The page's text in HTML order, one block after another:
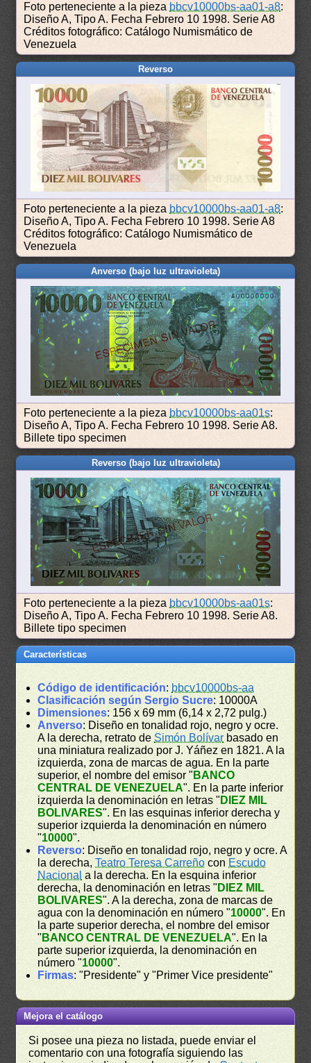
Foto perteneciente a la pieza bbcv10000bs-aa01-a8:
Diseño A, Tipo A. Fecha Febrero 10 1998. Serie A8
Créditos fotográfico: Catálogo Numismático de
Venezuela
Reverso
Foto perteneciente a la pieza bbcv10000bs-aa01-a8:
Diseño A, Tipo A. Fecha Febrero 10 1998. Serie A8
Créditos fotográfico: Catálogo Numismático de
Venezuela
Anverso (bajo luz ultravioleta)
Foto perteneciente a la pieza bbcv10000bs-aa01s:
Diseño A, Tipo A. Fecha Febrero 10 1998. Serie A8.
Billete tipo specimen
Reverso (bajo luz ultravioleta)
Foto perteneciente a la pieza bbcv10000bs-aa01s:
Diseño A, Tipo A. Fecha Febrero 10 1998. Serie A8.
Billete tipo specimen
Características
Código de identificación: bbcv10000bs-aa
Clasificación según Sergio Sucre: 10000A
Dimensiones: 156 x 69 mm (6,14 x 2,72 pulg.)
Anverso: Diseño en tonalidad rojo, negro y ocre.
A la derecha, retrato deSimón Bolívarbasado en
una miniatura realizado por J. Yáñez en 1821. A la
izquierda, zona de marcas de agua. En la parte
superior, el nombre del emisor " BANCO
CENTRAL DE VENEZUELA". En la parte inferior
izquierda la denominación en letras " DIEZ MIL
BOLIVARES". En las esquinas inferior derecha y
superior izquierda la denominación en número
"10000".
Reverso: Diseño en tonalidad rojo, negro y ocre. A
la derecha,Teatro Teresa Carreño con Escudo
Nacional a la derecha. En la esquina inferior
derecha, la denominación en letras " DIEZ MIL
BOLIVARES". A la derecha, zona de marcas de
agua con la denominación en número "10000". En
la parte superior derecha, el nombre del emisor
" BANCO CENTRAL DE VENEZUELA". En la
parte superior izquierda, la denominación en
número "10000".
Firmas: "Presidente" y "Primer Vice presidente"
Mejora el catálogo
Si posee una pieza no listada, puede enviar el
comentario con una fotografía siguiendo las